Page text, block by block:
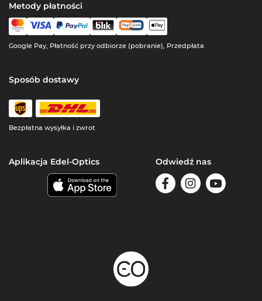
Metody płatności
Google Pay, Płatność przy odbiorze (pobranie), Przedpłata
Sposób dostawy
Bezpłatna wysyłka i zwrot
Aplikacja Edel-Optics Odwiedź nas